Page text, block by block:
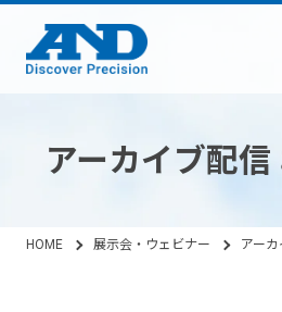
アーカイブ配
HOME 展示会・ウェビナー アー